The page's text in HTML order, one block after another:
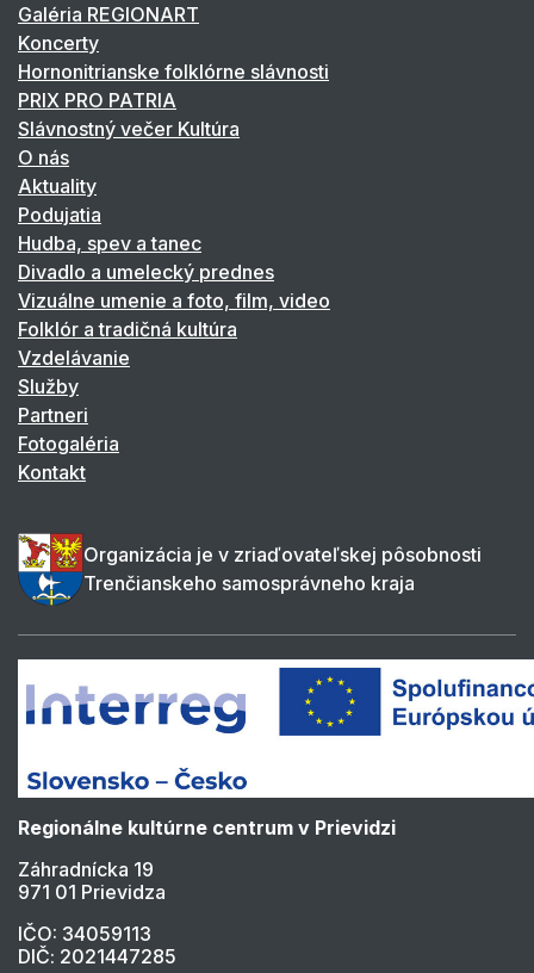
Galéria REGIONART
Koncerty
Hornonitrianske folklórne slávnosti
PRIX PRO PATRIA
Slávnostný večer Kultúra
O nás
Aktuality
Podujatia
Hudba, spev a tanec
Divadlo a umelecký prednes
Vizuálne umenie a foto, film, video
Folklór a tradičná kultúra
Vzdelávanie
Služby
Partneri
Fotogaléria
Kontakt
Organizácia je v zriaďovateľskej pôsobnosti
Trenčianskeho samosprávneho kraja
Regionálne kultúrne centrum v Prievidzi
Záhradnícka 19
971 01 Prievidza
IČO: 34059113
DIČ: 2021447285